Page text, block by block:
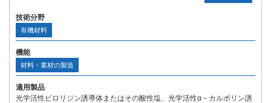
技術分野
有機材料
機能
材料・素材の製造
適用製品
光学活性ピロリジン誘導体またはその酸性塩、光学活性α－カルボリン誘